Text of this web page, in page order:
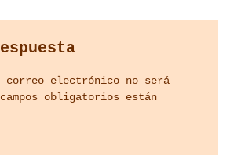
correo electrónico no será
obligatorios están